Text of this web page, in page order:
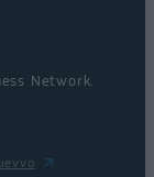
Network